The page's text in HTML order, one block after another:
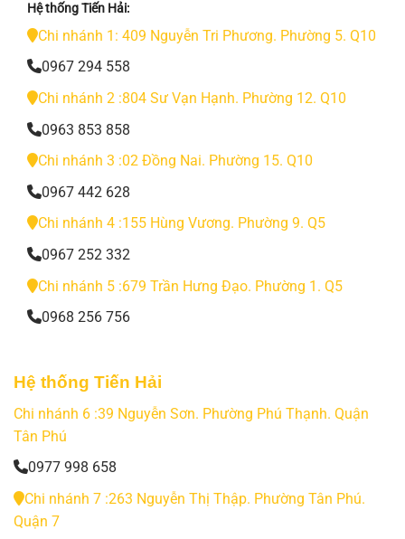
Hệ thống Tiến Hải:
Chi nhánh 1: 409 Nguyễn Tri Phương. Phường 5. Q10
0967 294 558
Chi nhánh 2 :804 Sư Vạn Hạnh. Phường 12. Q10
0963 853 858
Chi nhánh 3 :02 Đồng Nai. Phường 15. Q10
0967 442 628
Chi nhánh 4 :155 Hùng Vương. Phường 9. Q5
0967 252 332
Chi nhánh 5 :679 Trần Hưng Đạo. Phường 1. Q5
0968 256 756
Hệ thống Tiến Hải
Chi nhánh 6 :39 Nguyễn Sơn. Phường Phú Thạnh. Quận
Tân Phú
0977 998 658
Chi nhánh 7 :263 Nguyễn Thị Thập. Phường Tân Phú.
Quận 7